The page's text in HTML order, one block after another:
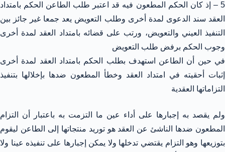
5 – إذ كان الحكم المطعون فيه قد اعتبر طلب الطاعن الحكم بامتداد
العقد سند الدعوى لمدة أخرى وطلب التعويض يعد جمعا غير جائز بين
التنفيذ العيني والتعويض، ورتب على قضائه بامتداد العقد لمدة أخرى
وجوب الحكم برفض طلب التعويض
في حين أن الطاعن استهدف بطلب الحكم بامتداد العقد لمدة أخرى
إثبات أحقيته في امتداد العقد وخطأ المطعون ضدها بإخلالها بتنفيذ
التزاماتها العقدية
ولم يقصد به إجبارها على أداء عين ما التزمت به باعتبار أن التزام
المطعون ضدها الناشئ عن العقد هو توريد منتجاتها إلى الطاعن ليقوم
بتوزيعها وهو التزام يقتضي تدخلها ولا يمكن إجبارها على تنفيذه عينا ولا